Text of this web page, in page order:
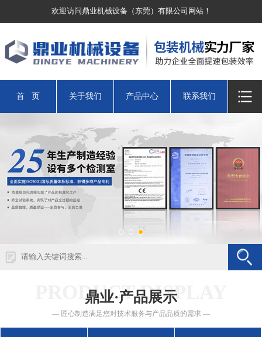
欢迎访问鼎业机械设备（东莞）有限公司网站！
首 页 关于我们 产品中心 联系我们
PRODUCT DISPLAY
鼎业·产品展示
— 匠心制造满足您对技术服务与产品品质的需求 —